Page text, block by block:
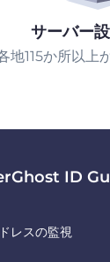
サーバー
地115か所以上
ID
レスの監視